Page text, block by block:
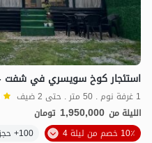
1 غرفة نوم . 50 متر . حتى 2 ضيف
الليلة من 1,950,000 تومان
10٪ خصم من ليلة 4
100+ حجز ناجح